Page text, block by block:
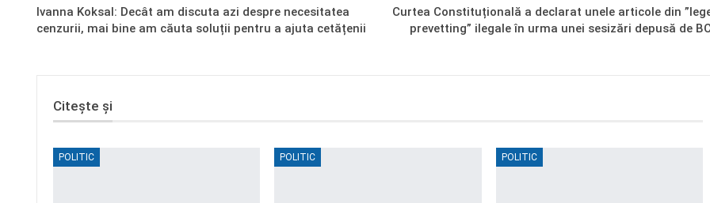
Ivanna Koksal: Decât am discuta azi despre necesitatea
cenzurii, mai bine am căuta soluții pentru a ajuta cetățenii
Curtea Constituțională a declarat unele articole din
prevetting” ilegale în urma unei sesizări depusă de
Citește și
POLITIC POLITIC POLITIC